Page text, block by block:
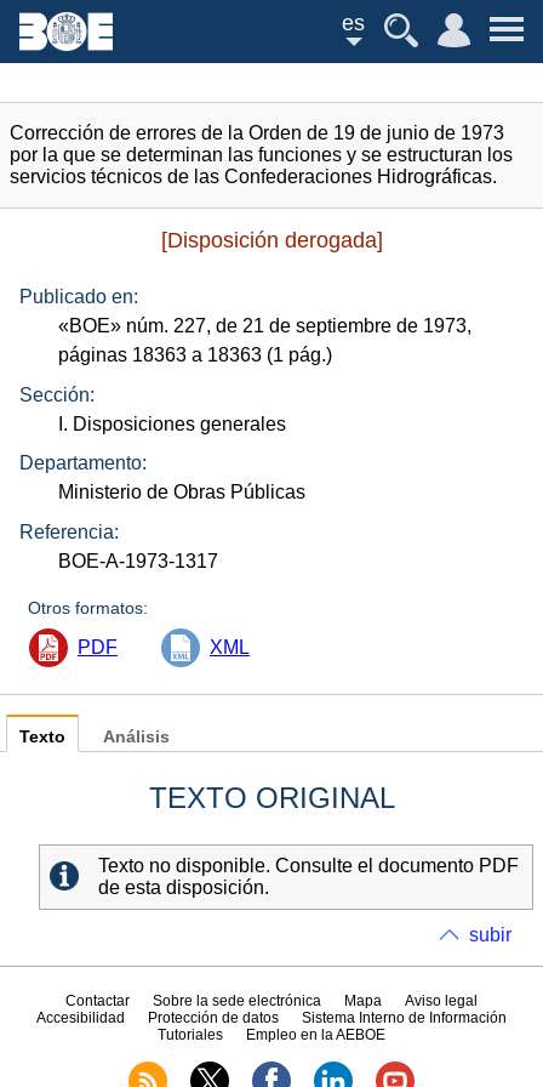
es
Corrección de errores de la Orden de 19 de junio de 1973
por la que se determinan las funciones y se estructuran los
servicios técnicos de las Confederaciones Hidrográficas.
[Disposición derogada]
Publicado en:
«BOE» núm. 227, de 21 de septiembre de 1973,
páginas 18363 a 18363 (1 pág.)
Sección:
I. Disposiciones generales
Departamento:
Ministerio de Obras Públicas
Referencia:
BOE-A-1973-1317
Otros formatos:
PDF XML
Texto
TEXTO ORIGINAL
Texto no disponible. Consulte el documento PDF
de esta disposición.
Análisis
subir
Contactar Sobre la sede electrónica Mapa
Aviso legal
Accesibilidad
Protección de datos
Sistema Interno de Información
Tutoriales
Empleo en la AEBOE